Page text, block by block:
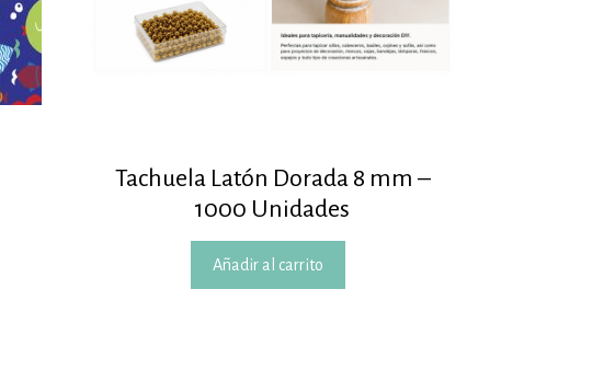
Tachuela Latón Dorada 8 mm –
1000 Unidades
Añadir al carrito